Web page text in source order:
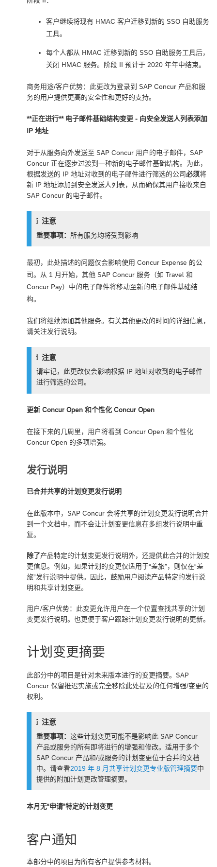
客户继续将现有 HMAC 客户迁移到新的 SSO 自助服务
工具。
每个人都从 HMAC 迁移到新的 SSO 自助服务工具后，
关闭 HMAC 服务。阶段 II 预计于 2020 年年中结束。
商务用途/客户优势：此更改为登录到 SAP Concur 产品和服
务的用户提供更高的安全性和更好的支持。
**正在进行** 电子邮件基础结构变更 - 向安全发送人列表添加
IP 地址
对于从服务向外发送至 SAP Concur 用户的电子邮件，SAP
Concur 正在逐步过渡到一种新的电子邮件基础结构。为此，
根据发送的 IP 地址对收到的电子邮件进行筛选的公司必须将
新 IP 地址添加到安全发送人列表，从而确保其用户接收来自
SAP Concur 的电子邮件。
注意
重要事项： 所有服务均将受到影响
最初，此处描述的问题仅会影响使用 Concur Expense 的公
司。从 1 月开始，其他 SAP Concur 服务（如 Travel 和
Concur Pay）中的电子邮件将移动至新的电子邮件基础结
构。
我们将继续添加其他服务。有关其他更改的时间的详细信息，
请关注发行说明。
注意
请牢记，此更改仅会影响根据 IP 地址对收到的电子邮件
进行筛选的公司。
更新 Concur Open 和个性化 Concur Open
在接下来的几周里，用户将看到 Concur Open 和个性化
Concur Open 的多项增强。
发行说明
已合并共享的计划变更发行说明
在此版本中，SAP Concur 会将共享的计划变更发行说明合并
到一个文档中，而不会让计划变更信息在多组发行说明中重
复。
除了产品特定的计划变更发行说明外，还提供此合并的计划变
更信息。例如，如果计划的变更仅适用于“差旅”，则仅在“差
旅”发行说明中提供。因此，鼓励用户阅读产品特定的发行说
明和共享计划变更。
用户/客户优势：此变更允许用户在一个位置查找共享的计划
变更发行说明。也更便于客户跟踪计划变更发行说明的更新。
计划变更摘要
此部分中的项目是针对未来版本进行的变更摘要。SAP
Concur 保留推迟实施或完全移除此处提及的任何增强/变更的
权利。
注意
重要事项：这些计划变更可能不是影响此 SAP Concur
产品或服务的所有即将进行的增强和修改。适用于多个
SAP Concur 产品和/或服务的计划变更位于合并的文档
中。请查看2019 年 8 月共享计划变更专业版管理摘要中
提供的附加计划更改管理摘要。
本月无“申请”特定的计划变更
客户通知
本部分中的项目为所有客户提供参考材料。